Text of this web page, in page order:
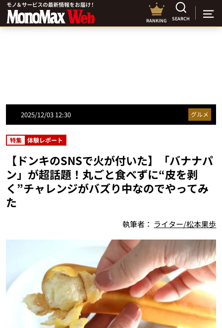
RANKING SEARCH
2025/12/03 12:30 グルメ
特集 体験レポート
【ドンキのSNSで火が付いた】「バナナパ
ン」が超話題！丸ごと食べずに“皮を剥
く”チャレンジがバズり中なのでやってみ
た
執筆者： ライター/松本果歩